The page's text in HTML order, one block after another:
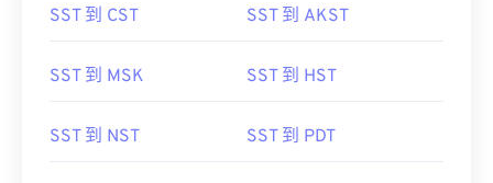
SST 到 CST SST 到 AKST
SST 到 MSK SST 到 HST
SST 到 NST SST 到 PDT